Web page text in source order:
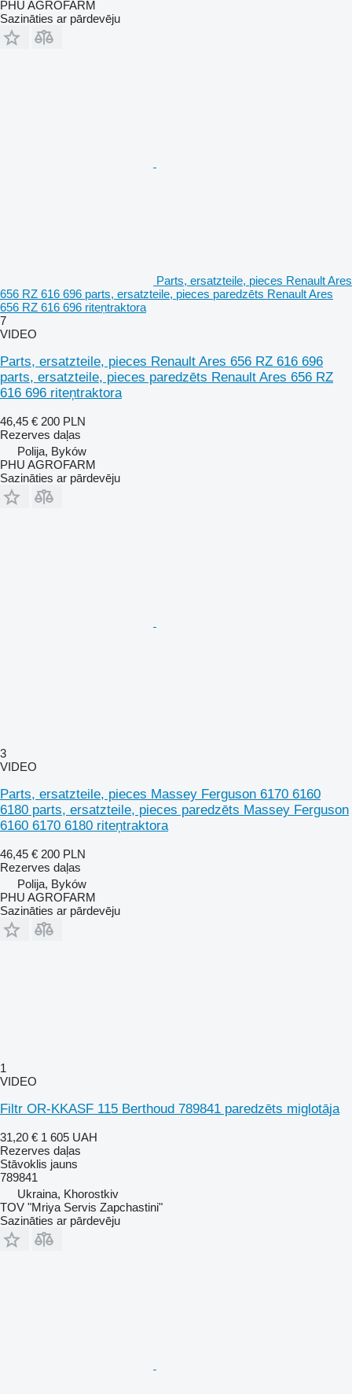
PHU AGROFARM
Sazināties ar pārdevēju
Parts, ersatzteile, pieces Renault Ares
656 RZ 616 696 parts, ersatzteile, pieces paredzēts Renault Ares
656 RZ 616 696 riteņtraktora
7
VIDEO
Parts, ersatzteile, pieces Renault Ares 656 RZ 616 696
parts, ersatzteile, pieces paredzēts Renault Ares 656 RZ
616 696 riteņtraktora
46,45 € 200 PLN
Rezerves daļas
Polija, Byków
PHU AGROFARM
Sazināties ar pārdevēju
3
VIDEO
Parts, ersatzteile, pieces Massey Ferguson 6170 6160
6180 parts, ersatzteile, pieces paredzēts Massey Ferguson
6160 6170 6180 riteņtraktora
46,45 € 200 PLN
Rezerves daļas
Polija, Byków
PHU AGROFARM
Sazināties ar pārdevēju
1
VIDEO
Filtr OR-KKASF 115 Berthoud 789841 paredzēts miglotāja
31,20 € 1 605 UAH
Rezerves daļas
Stāvoklis jauns
789841
Ukraina, Khorostkiv
TOV "Mriya Servis Zapchastini"
Sazināties ar pārdevēju